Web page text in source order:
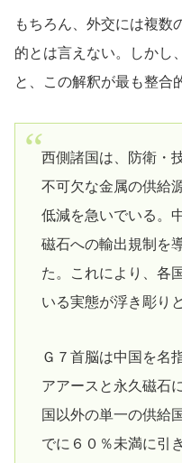
もちろん、外交には複数
的とは言えない。しかし
と、この解釈が最も整合
西側諸国は、防衛・
不可欠な金属の供給
低減を急いでいる。
磁石へ⁠の輸出規制を
た。これにより、各
いる実態が浮き彫り
Ｇ７首脳は中国を名
アアースと永久磁石
国以外の単一の供給
でに６０％未満に引